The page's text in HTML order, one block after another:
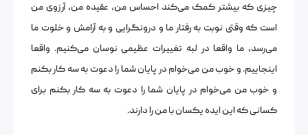
چیزی که بیشتر کمک می‌کند احساس من، عقیده من، آرزوی من
است که وقتی نوبت به رفتار ما و درونگرایی و به آرامش و خلوت ما
می‌رسد، ما واقعا در لبه تغییرات عظیمی نوسان می‌کنیم. واقعا
اینجاییم. و خوب من می‌خوام در پایان شما را دعوت به سه کار بکنم
و خوب من می‌خوام در پایان شما را دعوت به سه کار بکنم برای
کسانی که این ایده یکسان با من را دارند.